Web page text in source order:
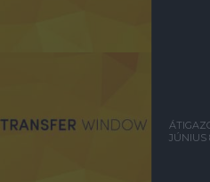
JÚNIUS